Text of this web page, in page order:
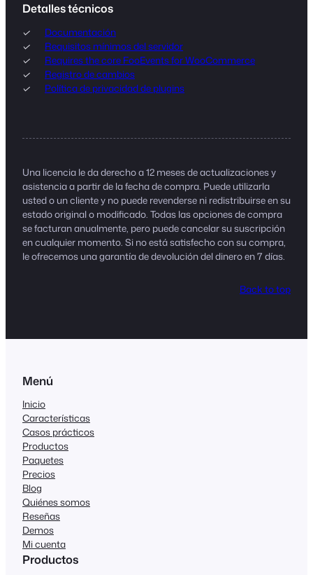
Detalles técnicos
Documentación
Requisitos mínimos del servidor
Requires the core FooEvents for WooCommerce
Registro de cambios
Política de privacidad de plugins
Una licencia le da derecho a 12 meses de actualizaciones y
asistencia a partir de la fecha de compra. Puede utilizarla
usted o un cliente y no puede revenderse ni redistribuirse en su
estado original o modificado. Todas las opciones de compra
se facturan anualmente, pero puede cancelar su suscripción
en cualquier momento. Si no está satisfecho con su compra,
le ofrecemos una garantía de devolución del dinero en 7 días.
Back to top
Menú
Inicio
Características
Casos prácticos
Productos
Paquetes
Precios
Blog
Quiénes somos
Reseñas
Demos
Mi cuenta
Productos